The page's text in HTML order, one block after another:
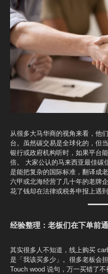
从很多大马华商的视角来看，他
台。虽然碳交易是全球化的，但
银行或政府机构听时，如果平台
倍。 大家公认的马来西亚最佳碳
是能把复杂的国际标准，翻译成
六甲或北海经营了几十年的老牌
花了钱却在法律或税务申报上遇到
经验整理：老板们在下单前
其实很多人不知道，线上购买
是「我该买多少」。很多老板会
Touch wood 说句，万一买错了